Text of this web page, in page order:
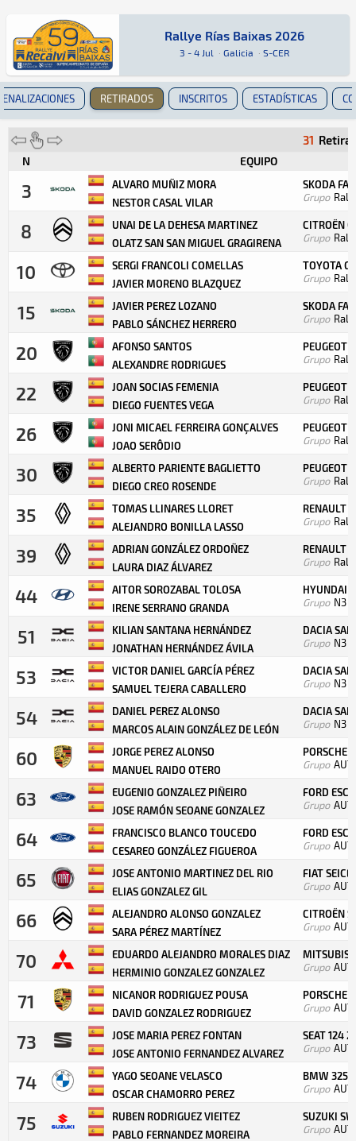
Rallye Rías Baixas 2026
Rallye Rías Baixas 2026
3 - 4 Jul · Galicia · S-CER
Rally · Rallye Rías Baixas 2026 · S-CER:
Galicia
RETIRADOS INSCRITOS ESTADÍSTICAS
31
N EQUIPO
3
ALVARO MUÑIZ MORA
NESTOR CASAL VILAR
SKODA
Grupo
8
UNAI DE LA DEHESA MARTINEZ
OLATZ SAN SAN MIGUEL GRAGIRENA
CITROËN
Grupo
10
SERGI FRANCOLI COMELLAS
JAVIER MORENO BLAZQUEZ
TOYOTA
Grupo
15
JAVIER PEREZ LOZANO
PABLO SÁNCHEZ HERRERO
SKODA
Grupo
20
AFONSO SANTOS
ALEXANDRE RODRIGUES
PEUGEOT
Grupo
22
JOAN SOCIAS FEMENIA
DIEGO FUENTES VEGA
PEUGEOT
Grupo
26
JONI MICAEL FERREIRA GONÇALVES
JOAO SERÔDIO
PEUGEOT
Grupo
30
ALBERTO PARIENTE BAGLIETTO
DIEGO CREO ROSENDE
PEUGEOT
Grupo
35
TOMAS LLINARES LLORET
ALEJANDRO BONILLA LASSO
RENAULT
Grupo
39
ADRIAN GONZÁLEZ ORDOÑEZ
LAURA DIAZ ÁLVAREZ
RENAULT
Grupo
44
AITOR SOROZABAL TOLOSA
IRENE SERRANO GRANDA
HYUNDAI
Grupo N3
51
KILIAN SANTANA HERNÁNDEZ
JONATHAN HERNÁNDEZ ÁVILA
DACIA
Grupo N3
53
VICTOR DANIEL GARCÍA PÉREZ
SAMUEL TEJERA CABALLERO
DACIA
Grupo N3
54
DANIEL PEREZ ALONSO
MARCOS ALAIN GONZÁLEZ DE LEÓN
DACIA
Grupo N3
60
JORGE PEREZ ALONSO
MANUEL RAIDO OTERO
PORSCHE
Grupo AUT
63
EUGENIO GONZALEZ PIÑEIRO
JOSE RAMÓN SEOANE GONZALEZ
FORD
Grupo AUT
64
FRANCISCO BLANCO TOUCEDO
CESAREO GONZÁLEZ FIGUEROA
FORD
Grupo AUT
65
JOSE ANTONIO MARTINEZ DEL RIO
ELIAS GONZALEZ GIL
FIAT
Grupo AUT
66
ALEJANDRO ALONSO GONZALEZ
SARA PÉREZ MARTÍNEZ
CITROËN
Grupo AUT
70
EDUARDO ALEJANDRO MORALES DIAZ
HERMINIO GONZALEZ GONZALEZ
Grupo AUT
71
NICANOR RODRIGUEZ POUSA
DAVID GONZALEZ RODRIGUEZ
PORSCHE
Grupo AUT
73
JOSE MARIA PEREZ FONTAN
JOSE ANTONIO FERNANDEZ ALVAREZ
SEAT 124
Grupo AUT
74
YAGO SEOANE VELASCO
OSCAR CHAMORRO PEREZ
BMW 325
Grupo AUT
75
RUBEN RODRIGUEZ VIEITEZ
PABLO FERNANDEZ MOREIRA
SUZUKI
Grupo AUT